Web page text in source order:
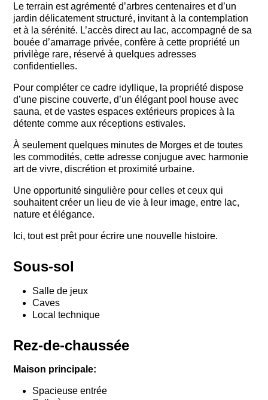
Le terrain est agrémenté d’arbres centenaires et d’un
jardin délicatement structuré, invitant à la contemplation
et à la sérénité. L’accès direct au lac, accompagné de sa
bouée d’amarrage privée, confère à cette propriété un
privilège rare, réservé à quelques adresses
confidentielles.
Pour compléter ce cadre idyllique, la propriété dispose
d’une piscine couverte, d’un élégant pool house avec
sauna, et de vastes espaces extérieurs propices à la
détente comme aux réceptions estivales.
À seulement quelques minutes de Morges et de toutes
les commodités, cette adresse conjugue avec harmonie
art de vivre, discrétion et proximité urbaine.
Une opportunité singulière pour celles et ceux qui
souhaitent créer un lieu de vie à leur image, entre lac,
nature et élégance.
Ici, tout est prêt pour écrire une nouvelle histoire.
Sous-sol
Salle de jeux
Caves
Local technique
Rez-de-chaussée
Maison principale:
Spacieuse entrée